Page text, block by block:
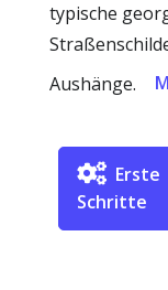
typische
Aushänge.
Erste
Schritte